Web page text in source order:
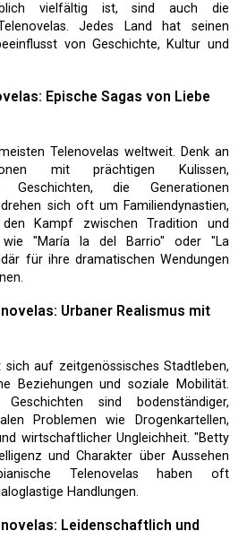
vielfältig ist, sind auch die
Jedes Land hat seinen
von Geschichte, Kultur und
Epische Sagas von Liebe
mit prächtigen Kulissen,
Geschichten, die Generationen
sich oft um Familiendynastien,
Kampf zwischen Tradition und
wie "María la del Barrio" oder "La
für ihre dramatischen Wendungen
Urbaner Realismus mit
Beziehungen und soziale Mobilität.
Geschichten sind bodenständiger,
Problemen wie Drogenkartellen,
wirtschaftlicher Ungleichheit. "Betty
und Charakter über Aussehen
Telenovelas haben oft
Handlungen.
Leidenschaftlich und